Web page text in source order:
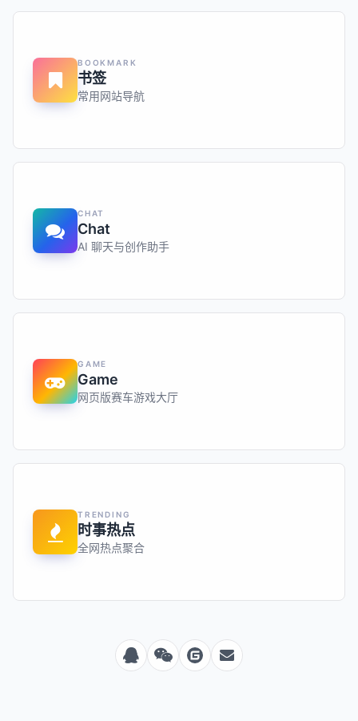
BOOKMARK
书签
常用网站导航
CHAT
Chat
AI 聊天与创作助手
GAME
Game
网页版赛车游戏大厅
TRENDING
时事热点
全网热点聚合